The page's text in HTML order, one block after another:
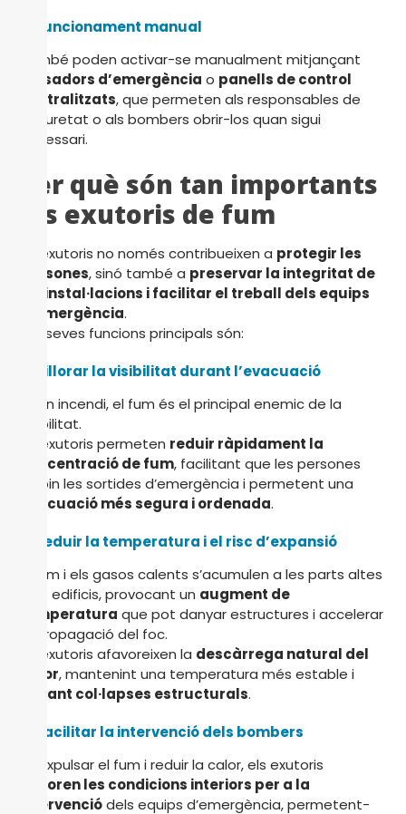
2. Funcionament manual
També poden activar-se manualment mitjançant
polsadors d’emergència o panells de control
centralitzats, que permeten als responsables de
seguretat o als bombers obrir-los quan sigui
necessari.
Per què són tan importants
els exutoris de fum
Els exutoris no només contribueixen a protegir les
persones, sinó també a preservar la integritat de
les instal·lacions i facilitar el treball dels equips
d’emergència.
Les seves funcions principals són:
1. Millorar la visibilitat durant l’evacuació
En un incendi, el fum és el principal enemic de la
visibilitat.
Els exutoris permeten reduir ràpidament la
concentració de fum, facilitant que les persones
trobin les sortides d’emergència i permetent una
evacuació més segura i ordenada.
2. Reduir la temperatura i el risc d’expansió
El fum i els gasos calents s’acumulen a les parts altes
dels edificis, provocant un augment de
temperatura que pot danyar estructures i accelerar
la propagació del foc.
Els exutoris afavoreixen la descàrrega natural del
calor, mantenint una temperatura més estable i
evitant col·lapses estructurals.
3. Facilitar la intervenció dels bombers
En expulsar el fum i reduir la calor, els exutoris
milloren les condicions interiors per a la
intervenciódels equips d’emergència, permetent-